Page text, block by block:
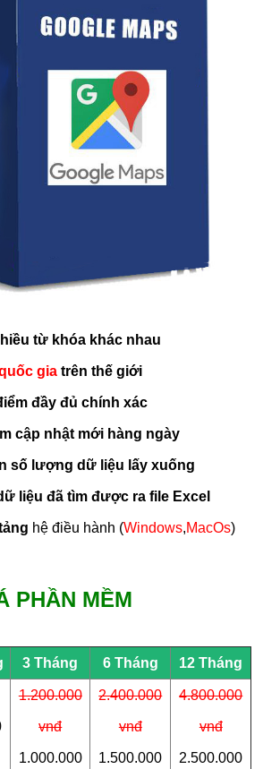
từ khóa khác nhau
gia trên thế giới
đầy đủ chính xác
cập nhật mới hàng ngày
số lượng dữ liệu lấy xuống
liệu đã tìm được ra file Excel
hệ điều hành (Windows,MacOs)
PHẦN MỀM
3 Tháng 6 Tháng 12 Tháng
1.200.000
vnđ
1.000.000
2.400.000
vnđ
1.500.000
4.800.000
vnđ
2.500.000